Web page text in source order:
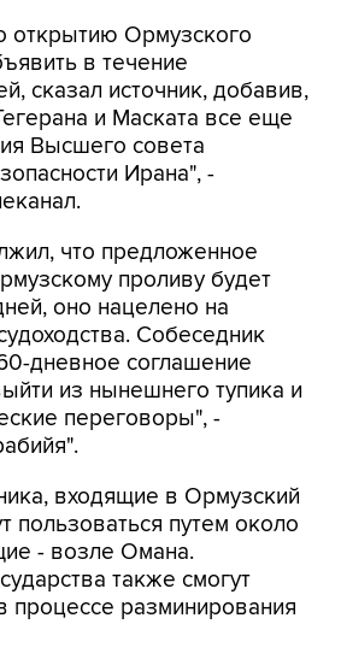
открытию Ормузского
в течение
сказал источник, добавив,
и Маската все еще
Высшего совета
Ирана", -
что предложенное
проливу будет
оно нацелено на
Собеседник
дневное соглашение
из нынешнего тупика и
переговоры", -
входящие в Ормузский
пользоваться путем около
- возле Омана.
также смогут
процессе разминирования